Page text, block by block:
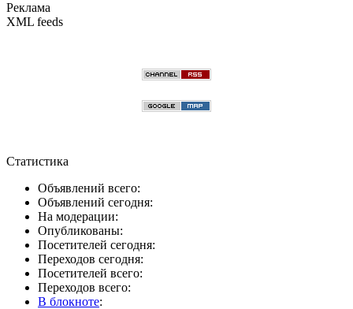
Реклама
XML feeds
Статистика
Объявлений всего:
Объявлений сегодня:
На модерации:
Опубликованы:
Посетителей сегодня:
Переходов сегодня:
Посетителей всего:
Переходов всего:
В блокноте: